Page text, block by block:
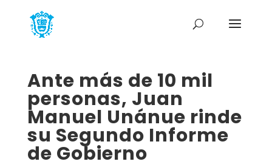
Ante más de 10 mil
personas, Juan
Manuel Unánue rinde
su Segundo Informe
de Gobierno